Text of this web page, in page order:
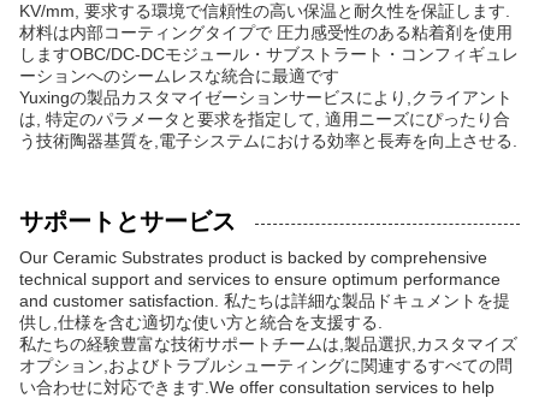
KV/mm, 要求する環境で信頼性の高い保温と耐久性を保証します.
材料は内部コーティングタイプで 圧力感受性のある粘着剤を使用
しますOBC/DC-DCモジュール・サブストラート・コンフィギュレ
ーションへのシームレスな統合に最適です
Yuxingの製品カスタマイゼーションサービスにより,クライアント
は, 特定のパラメータと要求を指定して, 適用ニーズにぴったり合
う技術陶器基質を,電子システムにおける効率と長寿を向上させる.
サポートとサービス
Our Ceramic Substrates product is backed by comprehensive
technical support and services to ensure optimum performance
and customer satisfaction. 私たちは詳細な製品ドキュメントを提
供し,仕様を含む適切な使い方と統合を支援する.
私たちの経験豊富な技術サポートチームは,製品選択,カスタマイズ
オプション,およびトラブルシューティングに関連するすべての問
い合わせに対応できます.We offer consultation services to help